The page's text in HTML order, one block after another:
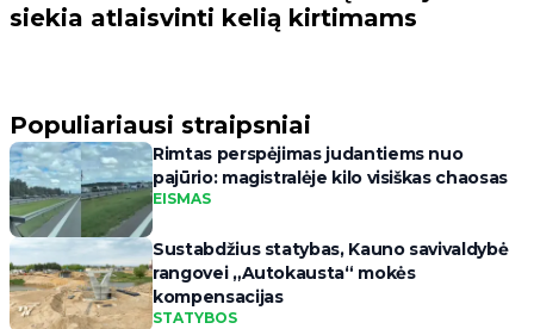
siekia atlaisvinti kelią kirtimams
Populiariausi straipsniai
Rimtas perspėjimas judantiems nuo
pajūrio: magistralėje kilo visiškas chaosas
EISMAS
Sustabdžius statybas, Kauno savivaldybė
rangovei „Autokausta“ mokės
kompensacijas
STATYBOS